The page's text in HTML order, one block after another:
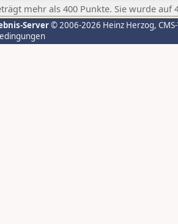
mehr als 400 Punkte. Sie wurde auf
Server© 2006-2026 Heinz Herzog,